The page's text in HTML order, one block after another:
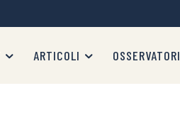
ARTICOLI OSSERVATORI